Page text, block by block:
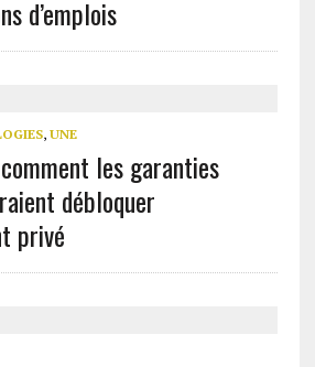
d’emplois
, UNE
les garanties
débloquer
privé